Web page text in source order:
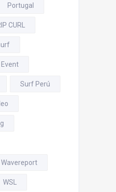
Portugal
CURL
Surf Perú
Wavereport
WSL